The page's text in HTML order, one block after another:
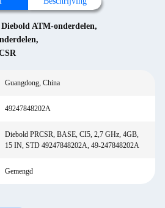
Diebold ATM-onderdelen,
,
Guangdong, China
49247848202A
Diebold PRCSR, BASE, CI5, 2,7 GHz, 4GB,
15 IN, STD 49247848202A, 49-247848202A
Gemengd